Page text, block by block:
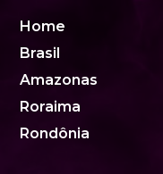
Home
Brasil
Amazonas
Roraima
Rondônia